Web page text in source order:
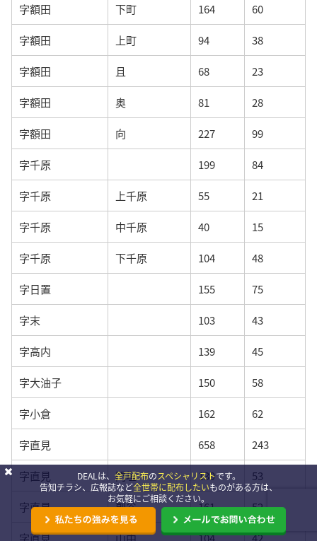
字額田 下町 164 60
字額田 上町 94 38
字額田 且 68 23
字額田 奥 81 28
字額田 向 227 99
字千原 199 84
字千原 上千原 55 21
字千原 中千原 40 15
字千原 下千原 104 48
字日置 155 75
字末 103 43
字高内 139 45
字大油子 150 58
字小倉 162 62
字直見 658 243
字直見 門垣 139 53
字直見 副谷 161 52
字直見 山中 104 42
DEALは、 全戸配布のスペシャリストです。
告知チラシ、広報誌など全世帯に配布したいものがある方は、
お気軽にご相談ください。